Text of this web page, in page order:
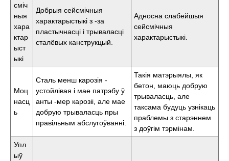
сміч
ныя
хара
ктар
ыст
ыкі
Добрыя сейсмічныя
характарыстыкі з -за
пластычнасці і трываласці
сталёвых канструкцый.
Адносна слабейшыя
сейсмічныя
характарыстыкі.
Моц
насц
ь
Сталь менш карозія -
устойлівая і мае патрэбу ў
анты -мер карозіі, але мае
добрую трываласць пры
правільным абслугоўванні.
Такія матэрыялы, як
бетон, маюць добрую
трываласць, але
таксама будуць узнікаць
праблемы з старэннем
з доўгім тэрмінам.
Упл
ыў